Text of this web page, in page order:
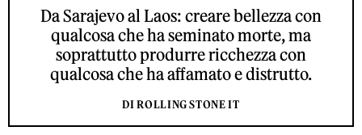
Da Sarajevo al Laos: creare bellezza con
qualcosa che ha seminato morte, ma
soprattutto produrre ricchezza con
qualcosa che ha affamato e distrutto.
DI ROLLING STONE IT